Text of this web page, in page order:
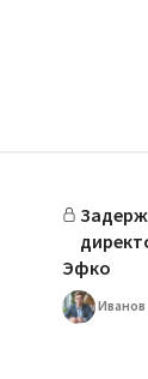
Эфко
Иванов